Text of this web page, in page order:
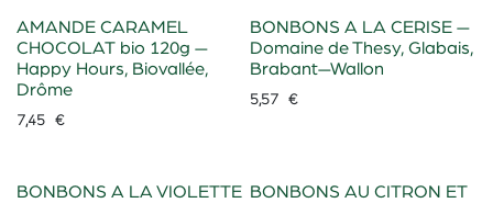
AMANDE CARAMEL
CHOCOLAT bio 120g —
Happy Hours, Biovallée,
Drôme
7,45 €
BONBONS A LA CERISE —
Domaine de Thesy, Glabais,
Brabant—Wallon
5,57€
BONBONS A LA VIOLETTE BONBONS AU CITRON ET